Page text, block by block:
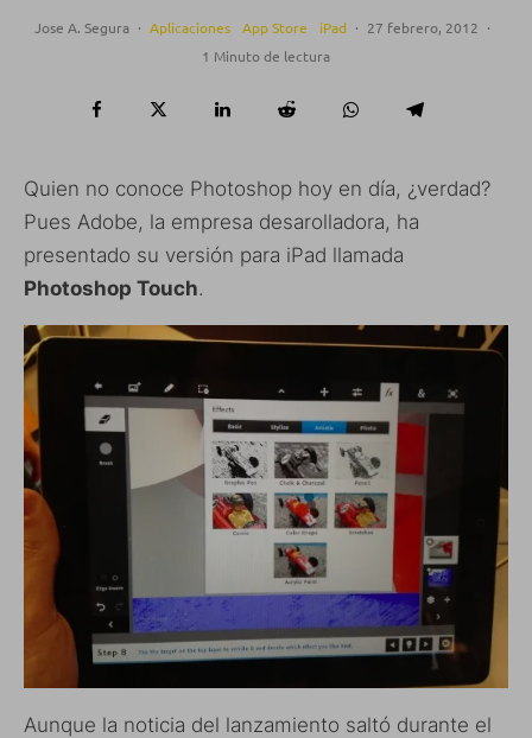
Jose A. Segura · Aplicaciones App Store iPad · 27 febrero, 2012 ·
1 Minuto de lectura
Quien no conoce Photoshop hoy en día, ¿verdad?
Pues Adobe, la empresa desarolladora, ha
presentado su versión para iPad llamada
Photoshop Touch.
Aunque la noticia del lanzamiento saltó durante el